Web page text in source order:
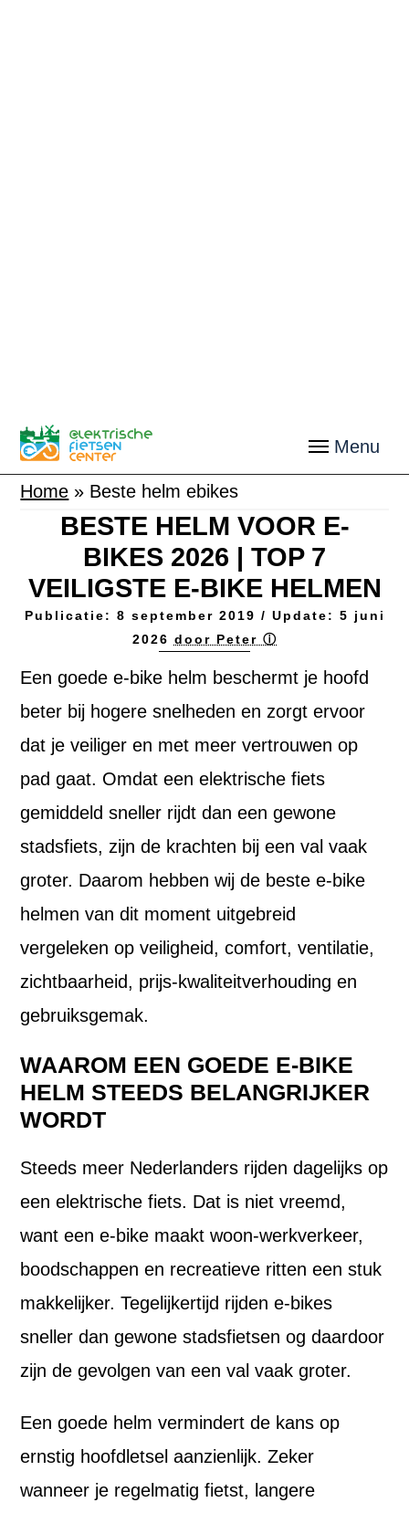
Home » Beste helm ebikes
BESTE HELM VOOR E-
BIKES 2026 | TOP 7
VEILIGSTE E-BIKE HELMEN
Publicatie: 8 september 2019 / Update: 5 juni
2026 door Peter ⓘ
Een goede e-bike helm beschermt je hoofd
beter bij hogere snelheden en zorgt ervoor
dat je veiliger en met meer vertrouwen op
pad gaat. Omdat een elektrische fiets
gemiddeld sneller rijdt dan een gewone
stadsfiets, zijn de krachten bij een val vaak
groter. Daarom hebben wij de beste e-bike
helmen van dit moment uitgebreid
vergeleken op veiligheid, comfort, ventilatie,
zichtbaarheid, prijs-kwaliteitverhouding en
gebruiksgemak.
WAAROM EEN GOEDE E-BIKE
HELM STEEDS BELANGRIJKER
WORDT
Steeds meer Nederlanders rijden dagelijks op
een elektrische fiets. Dat is niet vreemd,
want een e-bike maakt woon-werkverkeer,
boodschappen en recreatieve ritten een stuk
makkelijker. Tegelijkertijd rijden e-bikes
sneller dan gewone stadsfietsen og daardoor
zijn de gevolgen van een val vaak groter.
Een goede helm vermindert de kans op
ernstig hoofdletsel aanzienlijk. Zeker
wanneer je regelmatig fietst, langere